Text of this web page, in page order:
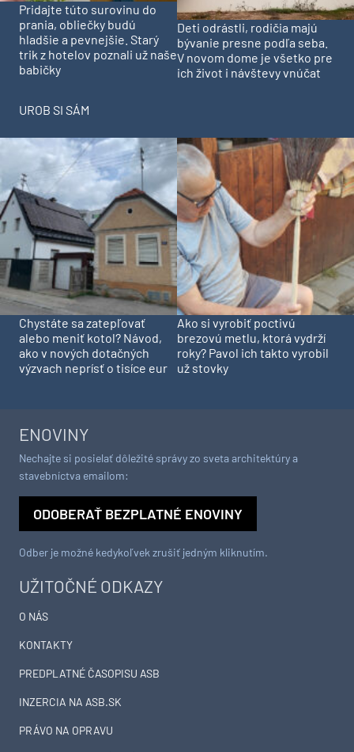
Pridajte túto surovinu do
prania, obliečky budú
hladšie a pevnejšie. Starý
trik z hotelov poznali už naše
babičky
Deti odrástli, rodičia majú
bývanie presne podľa seba.
V novom dome je všetko pre
ich život i návštevy vnúčat
UROB SI SÁM
Chystáte sa zatepľovať
alebo meniť kotol? Návod,
ako v nových dotačných
výzvach neprísť o tisíce eur
Ako si vyrobiť poctivú
brezovú metlu, ktorá vydrží
roky? Pavol ich takto vyrobil
už stovky
UŽITOČNÉ ODKAZY
O NÁS
KONTAKTY
PREDPLATNÉ ČASOPISU ASB
INZERCIA NA ASB.SK
PRÁVO NA OPRAVU
ENOVINY
Nechajte si posielať dôležité správy zo sveta architektúry a
stavebníctva emailom:
ODOBERAŤ BEZPLATNÉ ENOVINY
Odber je možné kedykoľvek zrušiť jedným kliknutím.